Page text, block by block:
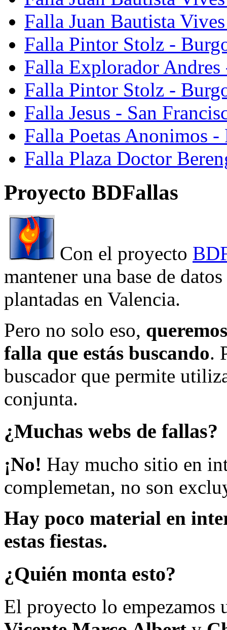
Falla Juan Bautista
Falla Pintor Stolz -
Falla Explorador Andres
Falla Pintor Stolz -
Falla Jesus - San
Falla Poetas Anonimos
Falla Plaza Doctor
Proyecto BDFallas
Con el proyecto
mantener una base de
plantadas en Valencia.
Pero no solo eso,
falla que estás buscando.
buscador que permite
conjunta.
¿Muchas webs de fallas?
¡No! Hay mucho sitio en
complemetan, no son
Hay poco material en
estas fiestas.
¿Quién monta esto?
El proyecto lo empezamos